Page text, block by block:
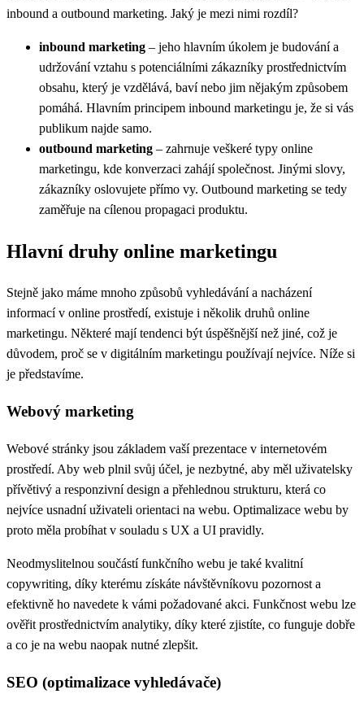
inbound a outbound marketing. Jaký je mezi nimi rozdíl?
inbound marketing – jeho hlavním úkolem je budování a
udržování vztahu s potenciálními zákazníky prostřednictvím
obsahu, který je vzdělává, baví nebo jim nějakým způsobem
pomáhá. Hlavním principem inbound marketingu je, že si vás
publikum najde samo.
outbound marketing – zahrnuje veškeré typy online
marketingu, kde konverzaci zahájí společnost. Jinými slovy,
zákazníky oslovujete přímo vy. Outbound marketing se tedy
zaměřuje na cílenou propagaci produktu.
Hlavní druhy online marketingu
Stejně jako máme mnoho způsobů vyhledávání a nacházení
informací v online prostředí, existuje i několik druhů online
marketingu. Některé mají tendenci být úspěšnější než jiné, což je
důvodem, proč se v digitálním marketingu používají nejvíce. Níže si
je představíme.
Webový marketing
Webové stránky jsou základem vaší prezentace v internetovém
prostředí. Aby web plnil svůj účel, je nezbytné, aby měl uživatelsky
přívětivý a responzivní design a přehlednou strukturu, která co
nejvíce usnadní uživateli orientaci na webu. Optimalizace webu by
proto měla probíhat v souladu s UX a UI pravidly.
Neodmyslitelnou součástí funkčního webu je také kvalitní
copywriting, díky kterému získáte návštěvníkovu pozornost a
efektivně ho navedete k vámi požadované akci. Funkčnost webu lze
ověřit prostřednictvím analytiky, díky které zjistíte, co funguje dobře
a co je na webu naopak nutné zlepšit.
SEO (optimalizace vyhledávače)